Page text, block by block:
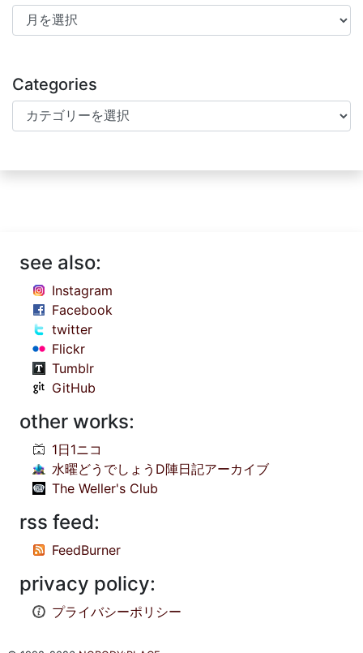
Archives
Categories
Categories
see also:
Instagram
Facebook
twitter
Flickr
Tumblr
GitHub
other works:
1日1ニコ
水曜どうでしょうD陣日記アーカイブ
The Weller's Club
rss feed:
FeedBurner
privacy policy:
プライバシーポリシー